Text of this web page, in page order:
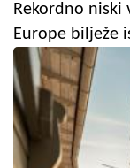
Rekordno niski
Europe bilježe